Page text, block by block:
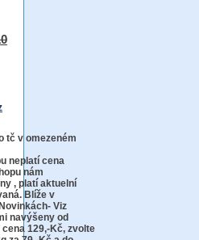
tč v omezeném
neplatí cena
nám
, platí aktuelní
Blíže v
Viz
navýšeny od
cena 129,-Kč, zvolte